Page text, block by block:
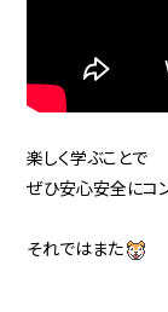
楽しく学ぶことで
ぜひ安心安全にコ
それではまた